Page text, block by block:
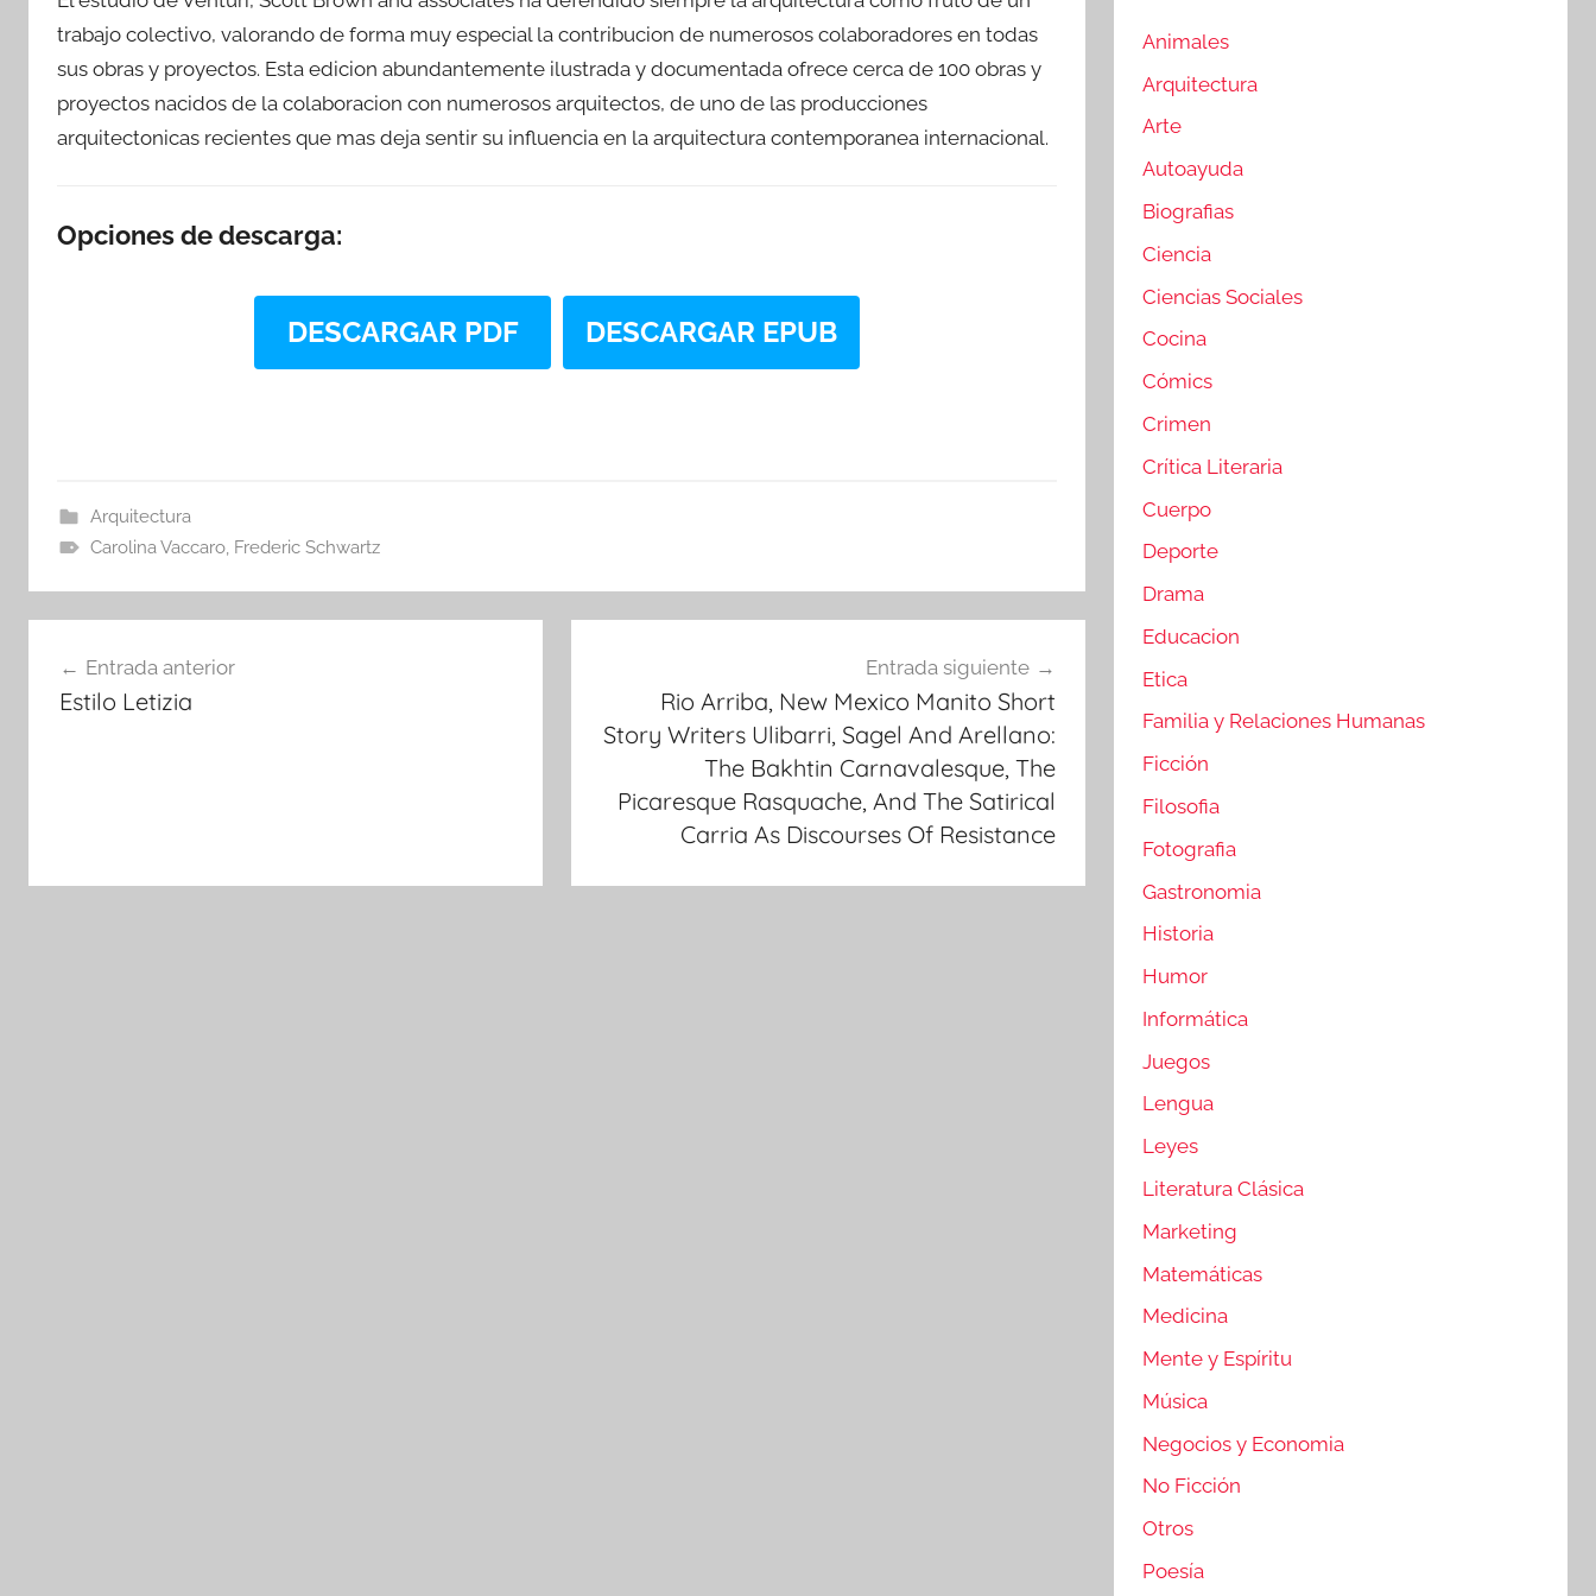
trabajo colectivo, valorando de forma muy especial la contribucion de numerosos colaboradores en todas
sus obras y proyectos. Esta edicion abundantemente ilustrada y documentada ofrece cerca de 100 obras y
proyectos nacidos de la colaboracion con numerosos arquitectos, de uno de las producciones
arquitectonicas recientes que mas deja sentir su influencia en la arquitectura contemporanea internacional.
Opciones de descarga:
DESCARGAR PDF DESCARGAR EPUB
Arquitectura
Carolina Vaccaro, Frederic Schwartz
de
Entrada anterior
Estilo Letizia
Entrada siguiente
Rio Arriba, New Mexico Manito Short
Story Writers Ulibarri, Sagel And Arellano:
The Bakhtin Carnavalesque, The
Picaresque Rasquache, And The Satirical
Carria As Discourses Of Resistance
Animales
Arquitectura
Arte
Autoayuda
Biografias
Ciencia
Ciencias Sociales
Cocina
Cómics
Crimen
Crítica Literaria
Cuerpo
Deporte
Drama
Educacion
Etica
Familia y Relaciones Humanas
Ficción
Filosofia
Fotografia
Gastronomia
Historia
Humor
Informática
Juegos
Lengua
Leyes
Literatura Clásica
Marketing
Matemáticas
Medicina
Mente y Espíritu
Música
Negocios y Economia
No Ficción
Otros
Poesía